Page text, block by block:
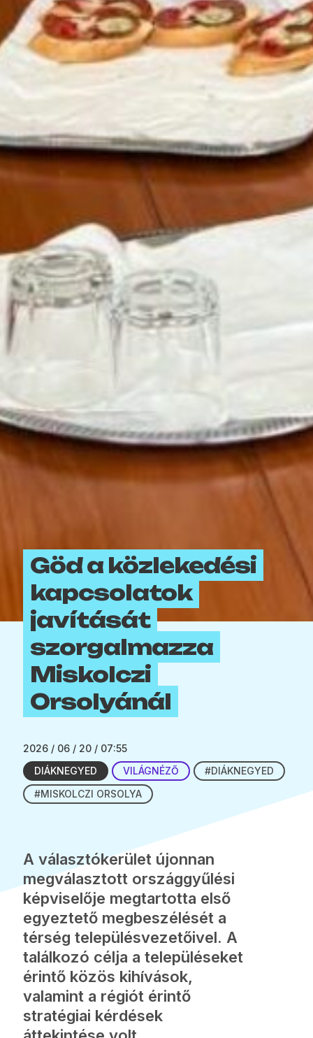
Göd a közlekedési
kapcsolatok
javítását
szorgalmazza
Miskolczi
Orsolyánál
2026 / 06 / 20 / 07:55
DIÁKNEGYED
VILÁGNÉZŐ
#DIÁKNEGYED
#MISKOLCZI ORSOLYA
A választókerület újonnan
megválasztott országgyűlési
képviselője megtartotta első
egyeztető megbeszélését a
térség településvezetőivel. A
találkozó célja a településeket
érintő közös kihívások,
valamint a régiót érintő
stratégiai kérdések